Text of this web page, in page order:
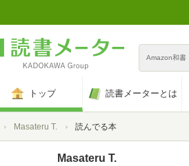
Amazon和書
トップ 読書メーターとは
トップMasateru T. 読んでる本
Masateru T.